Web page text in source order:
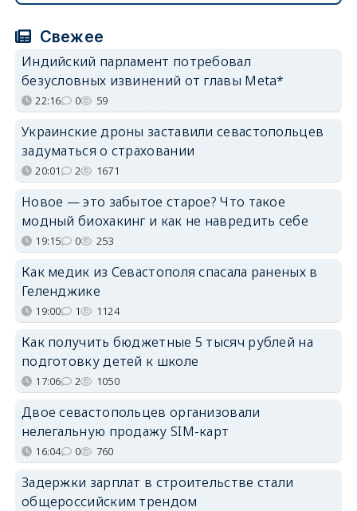
Свежее
Индийский парламент потребовал
безусловных извинений от главы Meta*
22:16 0 59
Украинские дроны заставили севастопольцев
задуматься о страховании
20:01 2 1671
Новое — это забытое старое? Что такое
модный биохакинг и как не навредить себе
19:15 0 253
Как медик из Севастополя спасала раненых в
Геленджике
19:00 1 1124
Как получить бюджетные 5 тысяч рублей на
подготовку детей к школе
17:06 2 1050
Двое севастопольцев организовали
нелегальную продажу SIM-карт
16:04 0 760
Задержки зарплат в строительстве стали
общероссийским трендом